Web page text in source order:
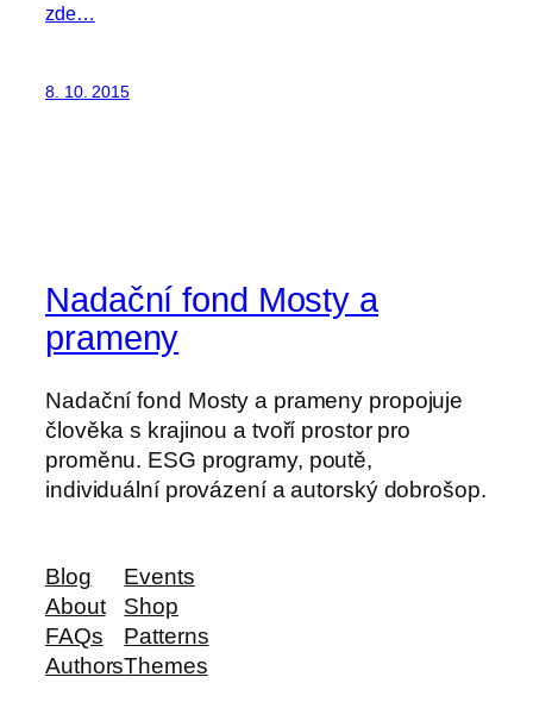
zde…
8. 10. 2015
Nadační fond Mosty a
prameny
Nadační fond Mosty a prameny propojuje
člověka s krajinou a tvoří prostor pro
proměnu. ESG programy, poutě,
individuální provázení a autorský dobrošop.
Blog
About
FAQs
Authors
Events
Shop
Patterns
Themes